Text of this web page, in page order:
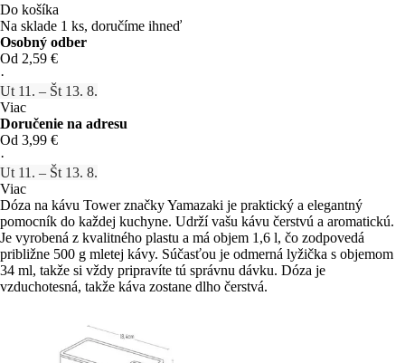
Do košíka
Na sklade 1 ks, doručíme ihneď
Osobný odber
Od 2,59 €
·
Ut 11. – Št 13. 8.
Viac
Doručenie na adresu
Od 3,99 €
·
Ut 11. – Št 13. 8.
Viac
Dóza na kávu Tower značky Yamazaki je praktický a elegantný
pomocník do každej kuchyne. Udrží vašu kávu čerstvú a aromatickú.
Je vyrobená z kvalitného plastu a má objem 1,6 l, čo zodpovedá
približne 500 g mletej kávy. Súčasťou je odmerná lyžička s objemom
34 ml, takže si vždy pripravíte tú správnu dávku. Dóza je
vzduchotesná, takže káva zostane dlho čerstvá.